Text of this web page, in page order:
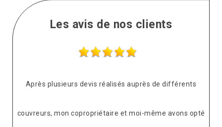
Les avis de nos clients
Après plusieurs devis réalisés auprès de différents
couvreurs, mon copropriétaire et moi-même avons opté